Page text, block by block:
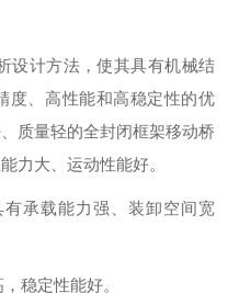
设计方法，使其具有机械结
度、高性能和高稳定性的优
质量轻的全封闭框架移动桥
力大、运动性能好。
承载能力强、装卸空间宽
稳定性能好。